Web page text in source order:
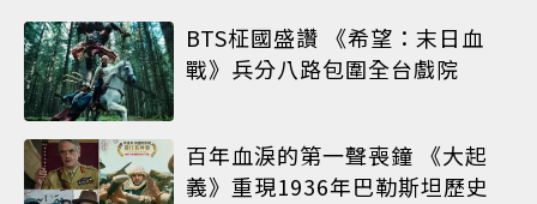
BTS柾國盛讚 《希望：末日血
戰》兵分八路包圍全台戲院
百年血淚的第一聲喪鐘 《大起
義》重現1936年巴勒斯坦歷史